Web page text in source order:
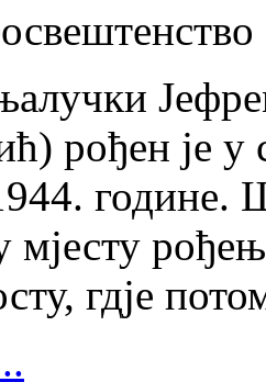
рођен је у
године.
мјесту
гдје